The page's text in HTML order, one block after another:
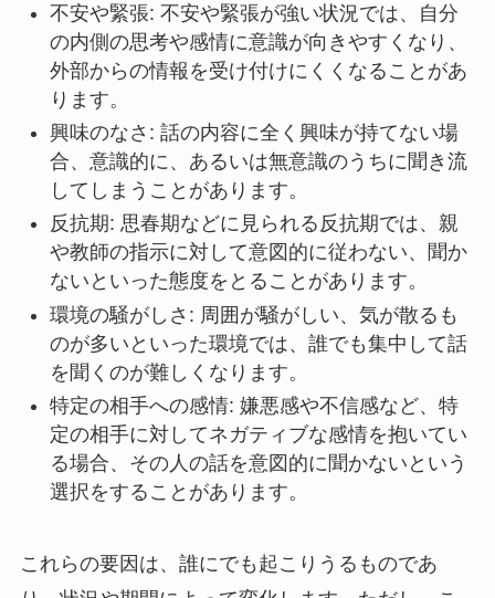
不安や緊張: 不安や緊張が強い状況では、自分
の内側の思考や感情に意識が向きやすくなり、
外部からの情報を受け付けにくくなることがあ
ります。
興味のなさ: 話の内容に全く興味が持てない場
合、意識的に、あるいは無意識のうちに聞き流
してしまうことがあります。
反抗期: 思春期などに見られる反抗期では、親
や教師の指示に対して意図的に従わない、聞か
ないといった態度をとることがあります。
環境の騒がしさ: 周囲が騒がしい、気が散るも
のが多いといった環境では、誰でも集中して話
を聞くのが難しくなります。
特定の相手への感情: 嫌悪感や不信感など、特
定の相手に対してネガティブな感情を抱いてい
る場合、その人の話を意図的に聞かないという
選択をすることがあります。
これらの要因は、誰にでも起こりうるものであ